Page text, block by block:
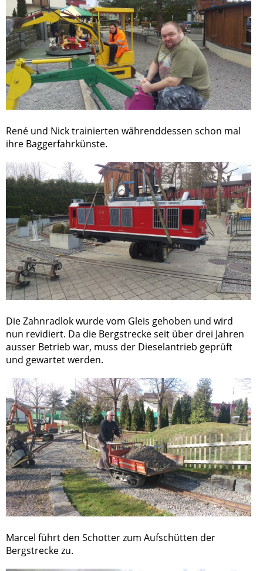
René und Nick trainierten währenddessen schon mal
ihre Baggerfahrkünste.
Die Zahnradlok wurde vom Gleis gehoben und wird
nun revidiert. Da die Bergstrecke seit über drei Jahren
ausser Betrieb war, muss der Dieselantrieb geprüft
und gewartet werden.
Marcel führt den Schotter zum Aufschütten der
Bergstrecke zu.